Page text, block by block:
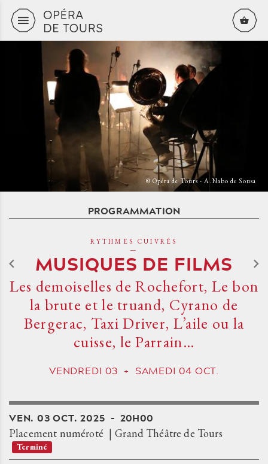
Aller au contenu principal
© Opéra de Tours - A.Nabo de Sousa
PROGRAMMATION
RYTHMES CUIVRÉS
MUSIQUES DE FILMS
Les demoiselles de Rochefort, Le bon
la brute et le truand, Cyrano de
Bergerac, Taxi Driver, L’aile ou la
cuisse, le Parrain…
VENDREDI03 + SAMEDI04 OCT.
VEN. 03 OCT. 2025 20H00
Placement numéroté Grand Théâtre de Tours
Terminé